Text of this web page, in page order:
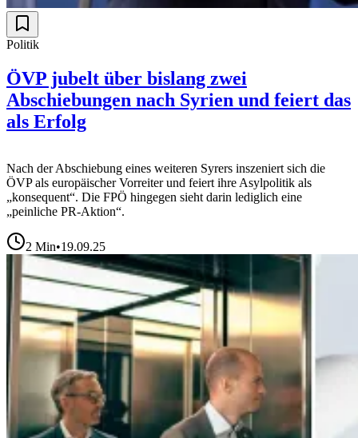
Politik
ÖVP jubelt über bislang zwei
Abschiebungen nach Syrien und feiert das
als Erfolg
Nach der Abschiebung eines weiteren Syrers inszeniert sich die
ÖVP als europäischer Vorreiter und feiert ihre Asylpolitik als
„konsequent“. Die FPÖ hingegen sieht darin lediglich eine
„peinliche PR-Aktion“.
2 Min•19.09.25